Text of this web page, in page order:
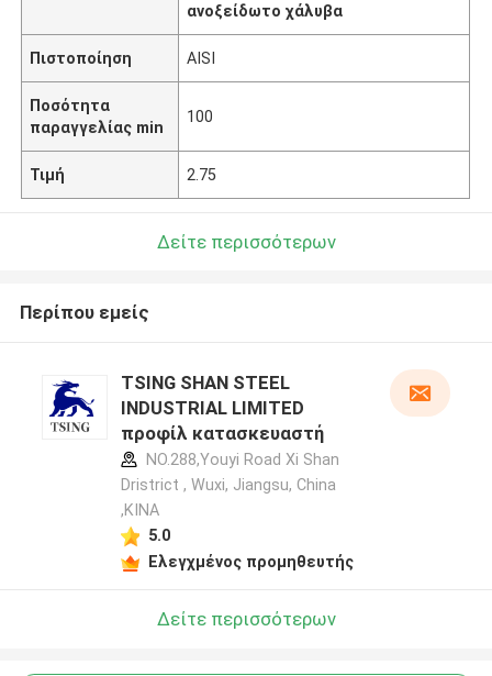
ανοξείδωτο χάλυβα
Πιστοποίηση AISI
Ποσότητα
παραγγελίας min
100
Τιμή 2.75
Δείτε περισσότερων
Περίπου εμείς
TSING SHAN STEEL
INDUSTRIAL LIMITED
προφίλ κατασκευαστή
NO.288,Youyi Road Xi Shan
Dristrict , Wuxi, Jiangsu, China
,ΚΙΝΑ
5.0
Ελεγχμένος προμηθευτής
Δείτε περισσότερων